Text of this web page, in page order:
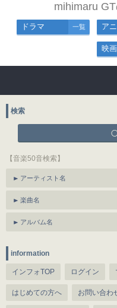
mihimaru
ドラマ 一覧 ア
映画
検索
【音楽50音検索】
アーティスト名
楽曲名
アルバム名
information
インフォTOP ログイン
はじめての方へ お問い合わ